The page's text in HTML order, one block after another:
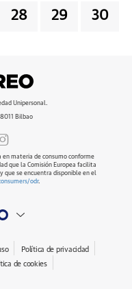
28 29 30
Unipersonal.
Bilbao
en materia de consumo conforme
que la Comisión Europea facilita
que se encuentra disponible en el
odr.
Política de privacidad
de cookies